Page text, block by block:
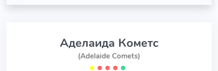
Аделаида Кометс
(Adelaide Comets)
⬤ ⬤ ⬤ ⬤ ⬤